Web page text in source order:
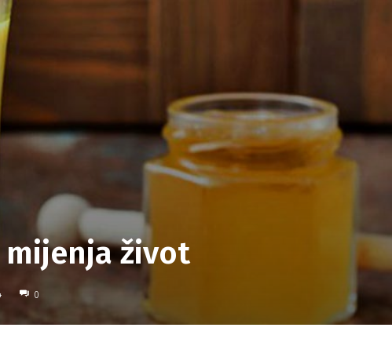
mijenja život
0